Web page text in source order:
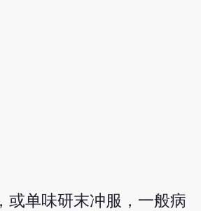
或单味研末冲服，一般病